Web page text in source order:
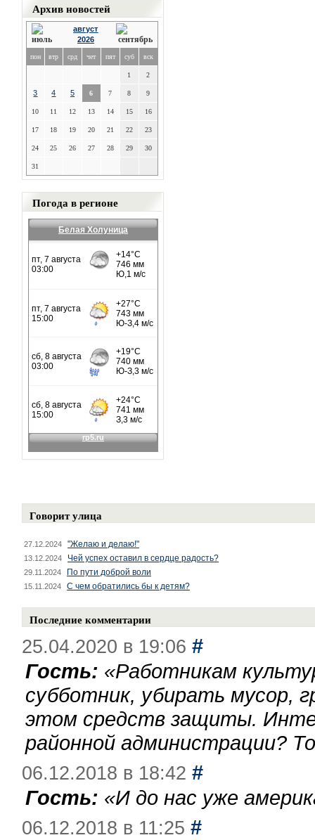
Архив новостей
август
2026
пон втр срд чет пят суб вск
1 2
3 4 5 6 7 8 9
10 11 12 13 14 15 16
17 18 19 20 21 22 23
24 25 26 27 28 29 30
31
Погода в регионе
Белая Холуница
Говорит улица
27.12.2024 "Желаю и делаю!"
13.12.2024 Чей успех оставил в сердце радость?
29.11.2024 По пути доброй воли
15.11.2024 С чем обратились бы к детям?
Последние комментарии
25.04.2020 в 19:06 #
Гость: «Работникам
субботник, убирать мусор,
этом средств защиты.
районной администрации?
06.12.2018 в 18:42 #
Гость: «И до нас уже
06.12.2018 в 11:25 #